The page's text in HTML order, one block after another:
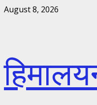
Skip
August 8, 2026